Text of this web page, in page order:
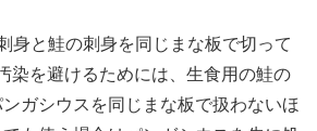
身と鮭の刺身を同じまな板で切って
染を避けるためには、生食用の鮭の
ガシウスを同じまな板で扱わないほ